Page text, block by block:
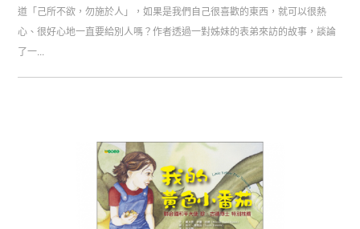
道「己所不欲，勿施於人」，如果是我們自己很喜歡的東西，就可以很熱
心、很好心地一直要給別人嗎？作者透過一對姊妹的表弟來訪的故事，談論
了一...